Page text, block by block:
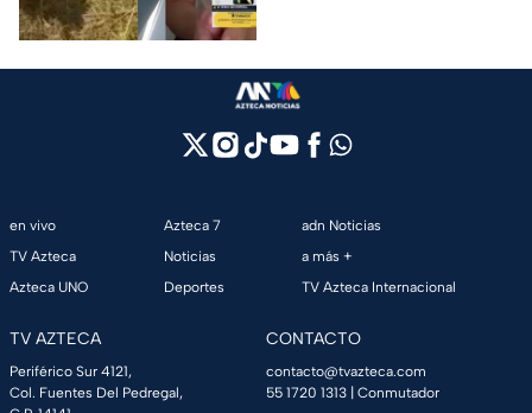
en vivo
TV Azteca
Azteca UNO
Azteca 7
Noticias
Deportes
adn Noticias
a más +
TV Azteca Internacional
TV AZTECA
Periférico Sur 4121,
Col. Fuentes Del Pedregal,
CONTACTO
contacto@tvazteca.com
55 1720 1313 | Conmutador